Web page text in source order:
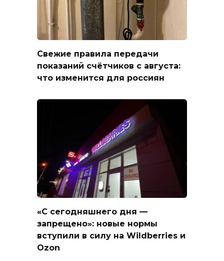
Свежие правила передачи
показаний счётчиков с августа:
что изменится для россиян
«С сегодняшнего дня —
запрещено»: новые нормы
вступили в силу на Wildberries и
Ozon